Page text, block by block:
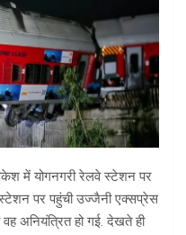
में योगनगरी रेलवे स्टेशन पर
स्टेशन पर पहुंची उज्जैनी एक्सप्रेस
वह अनियंत्रित हो गई. देखते ही